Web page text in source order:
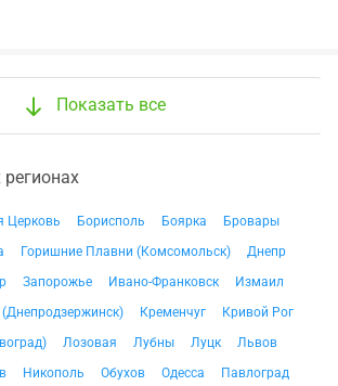
Показать все
Церковь Борисполь Боярка
Бровары
Горишние Плавни (Комсомольск)
Днепр
Запорожье Ивано-Франковск
Измаил
Кременчуг
Кривой Рог
Лозовая Лубны Луцк
Львов
Никополь Обухов Одесса
Павлоград